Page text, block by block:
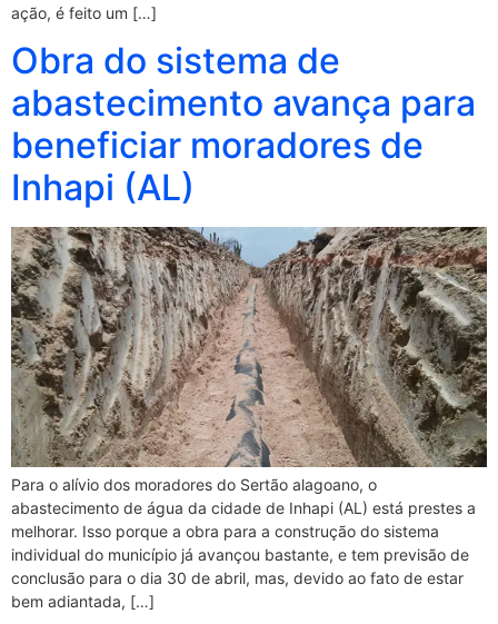
ação, é feito um […]
Obra do sistema de
abastecimento avança para
beneficiar moradores de
Inhapi (AL)
Para o alívio dos moradores do Sertão alagoano, o
abastecimento de água da cidade de Inhapi (AL) está prestes a
melhorar. Isso porque a obra para a construção do sistema
individual do município já avançou bastante, e tem previsão de
conclusão para o dia 30 de abril, mas, devido ao fato de estar
bem adiantada, […]